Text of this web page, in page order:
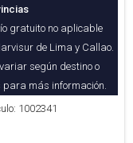
gratuito no aplicable
de Lima y Callao.
según destino o
para más información.
1002341